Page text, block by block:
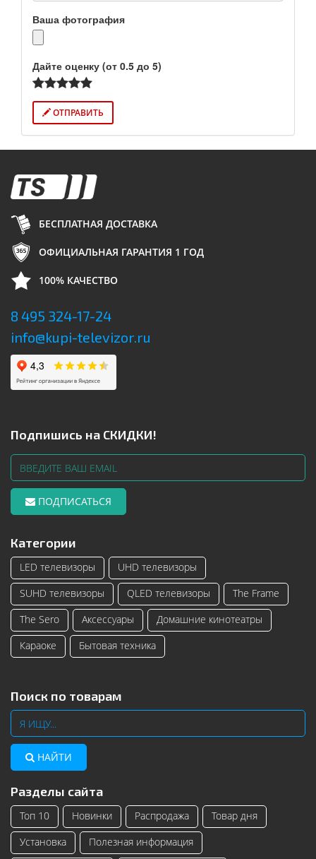
Ваша фотография
Дайте оценку (от 0.5 до 5)
ОТПРАВИТЬ
БЕСПЛАТНАЯ ДОСТАВКА
ОФИЦИАЛЬНАЯ ГАРАНТИЯ 1 ГОД
100% КАЧЕСТВО
8 495 324-17-24
info@kupi-televizor.ru
Подпишись на СКИДКИ!
ПОДПИСАТЬСЯ
Категории
LED телевизоры
UHD телевизоры
SUHD телевизоры
QLED телевизоры
The Frame
The Sero
Аксессуары
Домашние кинотеатры
Караоке
Бытовая техника
Поиск по товарам
НАЙТИ
Разделы сайта
Топ 10 Новинки Распродажа
Товар дня
Установка
Полезная информация